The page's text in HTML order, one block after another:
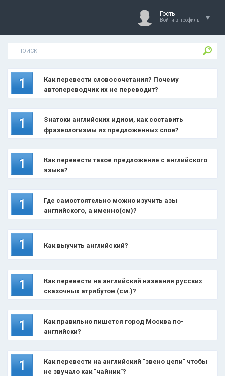
Гость
Войти в профиль
1
Как перевести словосочетания? Почему
автопереводчик их не переводит?
1
Знатоки английских идиом, как составить
фразеологизмы из предложенных слов?
1
Как перевести такое предложение с английского
языка?
1
Где самостоятельно можно изучить азы
английского, а именно(см)?
1 Как выучить английский?
1
Как перевести на английский названия русских
сказочных атрибутов (см.)?
1
Как правильно пишется город Москва по-
английски?
1
Как перевести на английский "звено цепи" чтобы
не звучало как "чайник"?